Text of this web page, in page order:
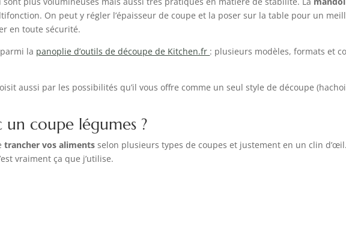
On peut y régler l’épaisseur de coupe et la poser sur la table pour un
en toute sécurité.
la panoplie d’outils de découpe de Kitchen.fr : plusieurs modèles, formats et
aussi par les possibilités qu’il vous offre comme un seul style de découpe
un coupe légumes ?
trancher vos aliments selon plusieurs types de coupes et justement en un clin
vraiment ça que j’utilise.